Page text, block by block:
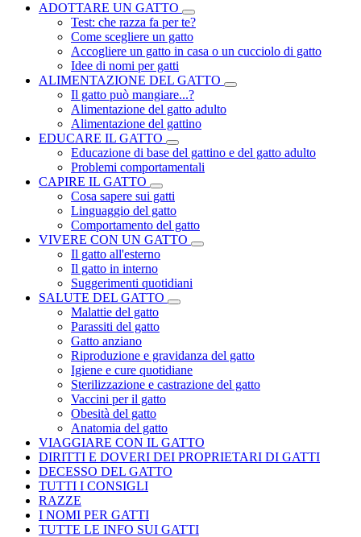
ADOTTARE UN GATTO
Test: che razza fa per te?
Come scegliere un gatto
Accogliere un gatto in casa o un cucciolo di gatto
Idee di nomi per gatti
ALIMENTAZIONE DEL GATTO
Il gatto può mangiare...?
Alimentazione del gatto adulto
Alimentazione del gattino
EDUCARE IL GATTO
Educazione di base del gattino e del gatto adulto
Problemi comportamentali
CAPIRE IL GATTO
Cosa sapere sui gatti
Linguaggio del gatto
Comportamento del gatto
VIVERE CON UN GATTO
Il gatto all'esterno
Il gatto in interno
Suggerimenti quotidiani
SALUTE DEL GATTO
Malattie del gatto
Parassiti del gatto
Gatto anziano
Riproduzione e gravidanza del gatto
Igiene e cure quotidiane
Sterilizzazione e castrazione del gatto
Vaccini per il gatto
Obesità del gatto
Anatomia del gatto
VIAGGIARE CON IL GATTO
DIRITTI E DOVERI DEI PROPRIETARI DI GATTI
DECESSO DEL GATTO
TUTTI I CONSIGLI
RAZZE
I NOMI PER GATTI
TUTTE LE INFO SUI GATTI